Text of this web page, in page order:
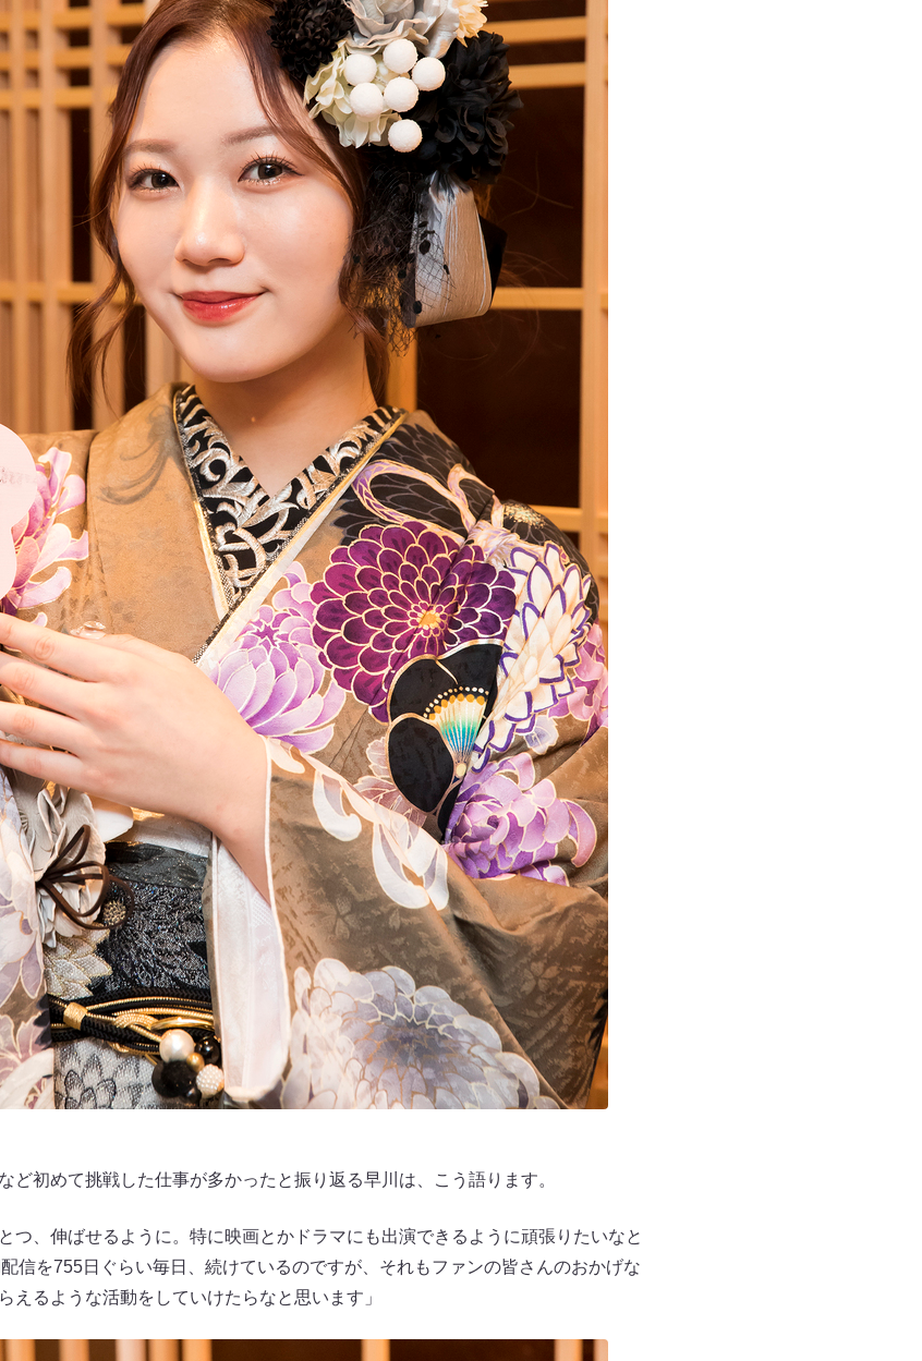
ど初めて挑戦した仕事が多かったと振り返る早川は、こう語ります。
つ、伸ばせるように。特に映画とかドラマにも出演できるように頑張りたいなと
信を755日ぐらい毎日、続けているのですが、それもファンの皆さんのおかげな
えるような活動をしていけたらなと思います」